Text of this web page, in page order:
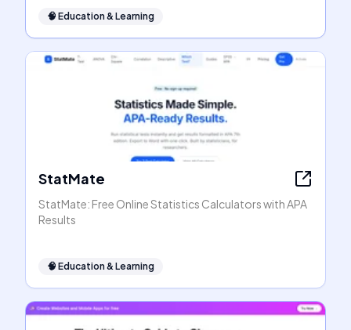
🧠 Education & Learning
StatMate
StatMate: Free Online Statistics Calculators with APA
Results
🧠 Education & Learning